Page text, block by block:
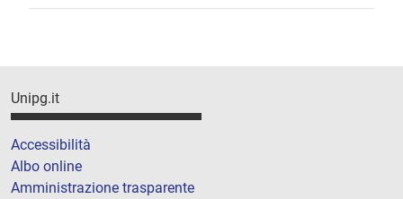
Unipg.it
Accessibilità
Albo online
Amministrazione trasparente